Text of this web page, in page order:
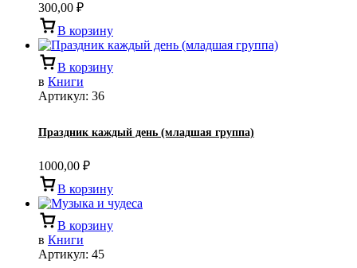
300,00 ₽
В корзину
В корзину
в Книги
Артикул: 36
Праздник каждый день (младшая группа)
1000,00 ₽
В корзину
В корзину
в Книги
Артикул: 45